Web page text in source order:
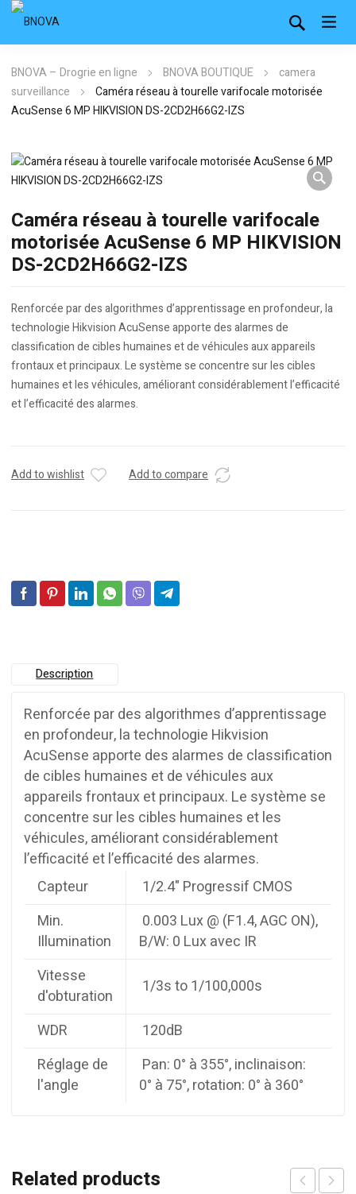
BNOVA – Drogrie en ligne BNOVA BOUTIQUE
camera
surveillance
Caméra réseau à tourelle varifocale motorisée
AcuSense 6 MP HIKVISION DS-2CD2H66G2-IZS
Caméra réseau à tourelle varifocale
motorisée AcuSense 6 MP HIKVISION
DS-2CD2H66G2-IZS
Renforcée par des algorithmes d’apprentissage en profondeur, la
technologie Hikvision AcuSense apporte des alarmes de
classification de cibles humaines et de véhicules aux appareils
frontaux et principaux. Le système se concentre sur les cibles
humaines et les véhicules, améliorant considérablement l’efficacité
et l’efficacité des alarmes.
Add to wishlist Add to compare
Description
Renforcée par des algorithmes d’apprentissage
en profondeur, la technologie Hikvision
AcuSense apporte des alarmes de classification
de cibles humaines et de véhicules aux
appareils frontaux et principaux. Le système se
concentre sur les cibles humaines et les
véhicules, améliorant considérablement
l’efficacité et l’efficacité des alarmes.
Capteur
1/2.4" Progressif CMOS
Min.
Illumination
0.003 Lux @ (F1.4, AGC ON),
B/W: 0 Lux avec IR
Vitesse
d'obturation
1/3s to 1/100,000s
WDR
120dB
Réglage de
l'angle
Pan: 0° à 355°, inclinaison:
0° à 75°, rotation: 0° à 360°
Related products